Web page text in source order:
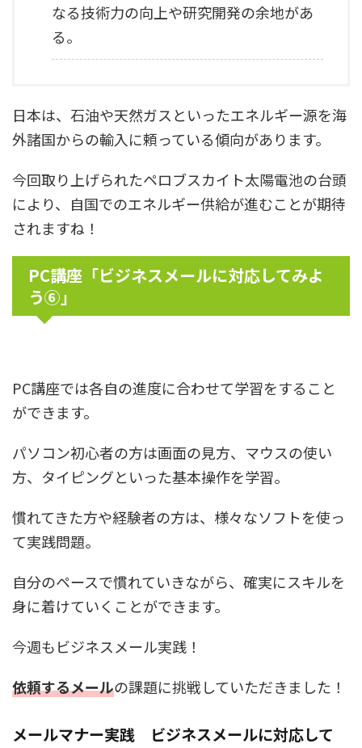
なる技術力の向上や研究開発の余地があ
る。
日本は、石油や天然ガスといったエネルギー源を海
外諸国からの輸入に頼っている傾向があります。
今回取り上げられたペロブスカイト太陽電池の台頭
により、自国でのエネルギー供給が進むことが期待
されますね！
PC講座「ビジネスメールに対応してみよ
う⑥」
PC講座では各自の進度に合わせて学習をすること
ができます。
パソコン初心者の方は画面の見方、マウスの使い
方、タイピングといった基本操作を学習。
慣れてきた方や経験者の方は、様々なソフトを使っ
て実践問題。
自分のペースで慣れていきながら、確実にスキルを
身に着けていくことができます。
今週もビジネスメール実践！
依頼するメールの課題に挑戦していただきました！
メールマナー実践 ビジネスメールに対応して